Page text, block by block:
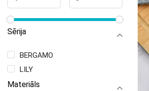
Sērija
BERGAMO
LILY
Materiāls